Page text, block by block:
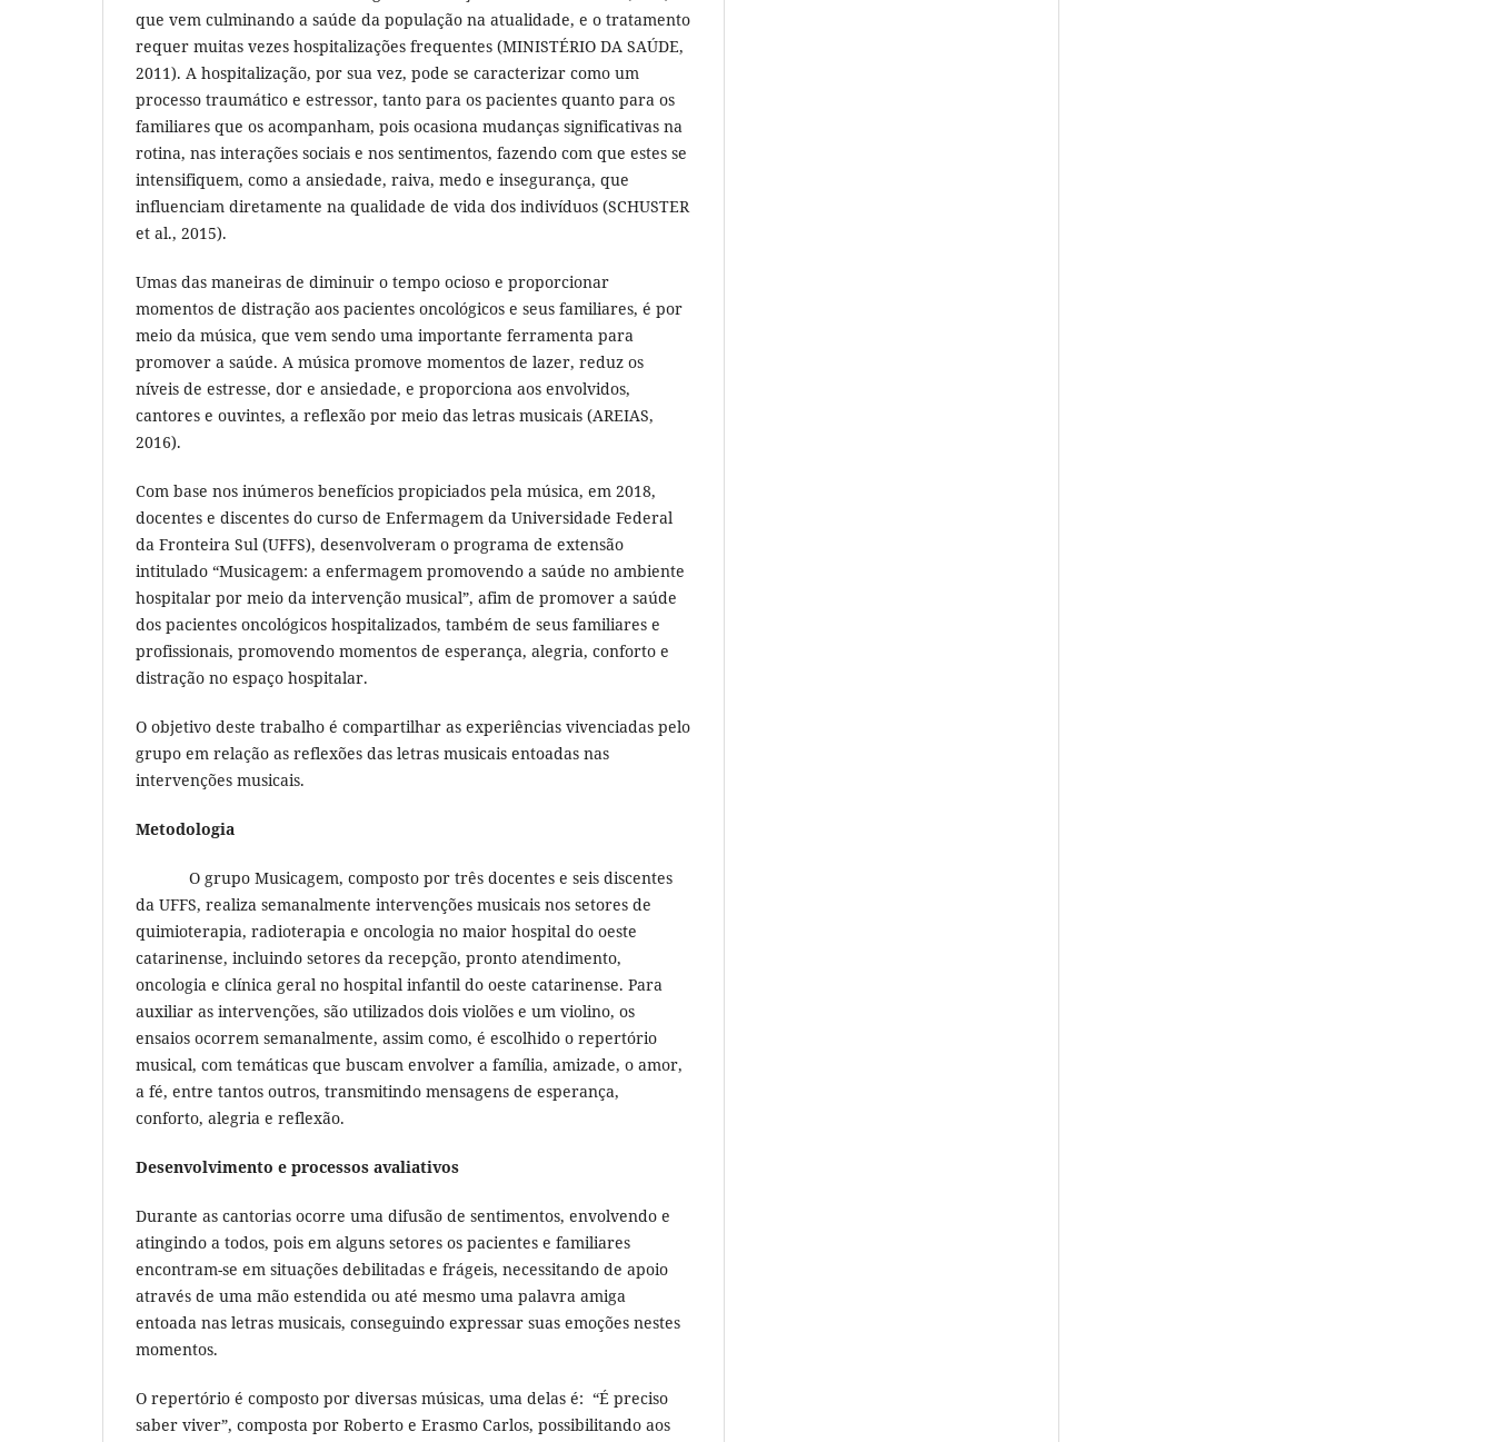
que vem culminando a saúde da população na atualidade, e o tratamento
requer muitas vezes hospitalizações frequentes (MINISTÉRIO DA SAÚDE,
2011). A hospitalização, por sua vez, pode se caracterizar como um
processo traumático e estressor, tanto para os pacientes quanto para os
familiares que os acompanham, pois ocasiona mudanças significativas na
rotina, nas interações sociais e nos sentimentos, fazendo com que estes se
intensifiquem, como a ansiedade, raiva, medo e insegurança, que
influenciam diretamente na qualidade de vida dos indivíduos (SCHUSTER
et al., 2015).
Umas das maneiras de diminuir o tempo ocioso e proporcionar
momentos de distração aos pacientes oncológicos e seus familiares, é por
meio da música, que vem sendo uma importante ferramenta para
promover a saúde. A música promove momentos de lazer, reduz os
níveis de estresse, dor e ansiedade, e proporciona aos envolvidos,
cantores e ouvintes, a reflexão por meio das letras musicais (AREIAS,
2016).
Com base nos inúmeros benefícios propiciados pela música, em 2018,
docentes e discentes do curso de Enfermagem da Universidade Federal
da Fronteira Sul (UFFS), desenvolveram o programa de extensão
intitulado “Musicagem: a enfermagem promovendo a saúde no ambiente
hospitalar por meio da intervenção musical”, afim de promover a saúde
dos pacientes oncológicos hospitalizados, também de seus familiares e
profissionais, promovendo momentos de esperança, alegria, conforto e
distração no espaço hospitalar.
O objetivo deste trabalho é compartilhar as experiências vivenciadas pelo
grupo em relação as reflexões das letras musicais entoadas nas
intervenções musicais.
Metodologia
O grupo Musicagem, composto por três docentes e seis discentes
da UFFS, realiza semanalmente intervenções musicais nos setores de
quimioterapia, radioterapia e oncologia no maior hospital do oeste
catarinense, incluindo setores da recepção, pronto atendimento,
oncologia e clínica geral no hospital infantil do oeste catarinense. Para
auxiliar as intervenções, são utilizados dois violões e um violino, os
ensaios ocorrem semanalmente, assim como, é escolhido o repertório
musical, com temáticas que buscam envolver a família, amizade, o amor,
a fé, entre tantos outros, transmitindo mensagens de esperança,
conforto, alegria e reflexão.
Desenvolvimento e processos avaliativos
Durante as cantorias ocorre uma difusão de sentimentos, envolvendo e
atingindo a todos, pois em alguns setores os pacientes e familiares
encontram-se em situações debilitadas e frágeis, necessitando de apoio
através de uma mão estendida ou até mesmo uma palavra amiga
entoada nas letras musicais, conseguindo expressar suas emoções nestes
momentos.
O repertório é composto por diversas músicas, uma delas é: “É preciso
saber viver”, composta por Roberto e Erasmo Carlos, possibilitando aos